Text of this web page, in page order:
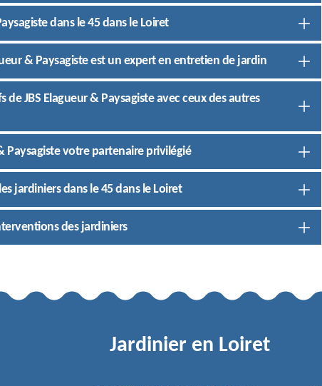
dans le 45 dans le Loiret
& Paysagiste est un expert en entretien de jardin
JBS Elagueur & Paysagiste avec ceux des autres
Paysagiste votre partenaire privilégié
jardiniers dans le 45 dans le Loiret
des jardiniers
Jardinier en Loiret